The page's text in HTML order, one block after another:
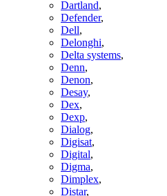
Dartland,
Defender,
Dell,
Delonghi,
Delta systems,
Denn,
Denon,
Desay,
Dex,
Dexp,
Dialog,
Digisat,
Digital,
Digma,
Dimplex,
Distar,